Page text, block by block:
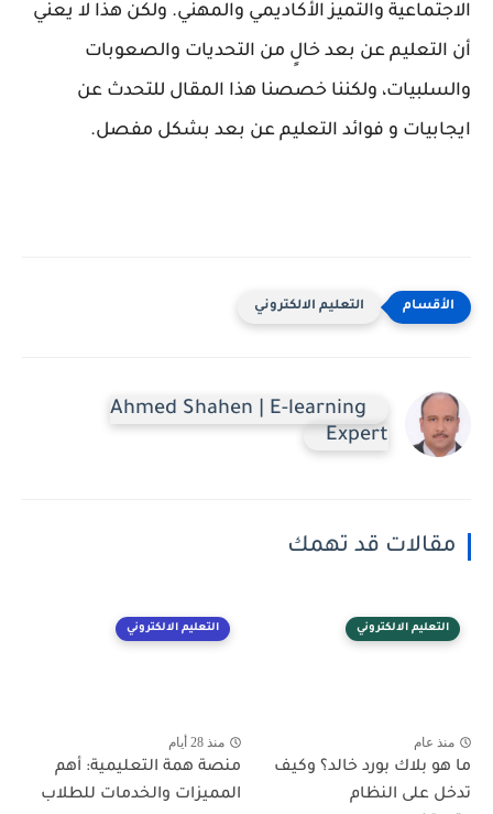
الاجتماعية والتميز الأكاديمي والمهني. ولكن هذا لا يعني
أن التعليم عن بعد خالٍ من التحديات والصعوبات
والسلبيات، ولكننا خصصنا هذا المقال للتحدث عن
ايجابيات و فوائد التعليم عن بعد بشكل مفصل.
التعليم الالكتروني
Ahmed Shahen | E-learning
Expert
مقالات قد تهمك
التعليم الالكتروني
منذ عام
ما هو بلاك بورد خالد؟ وكيف
تدخل على النظام
التعليم الالكتروني
منذ 28 أيام
منصة همة التعليمية: أهم
المميزات والخدمات للطلاب